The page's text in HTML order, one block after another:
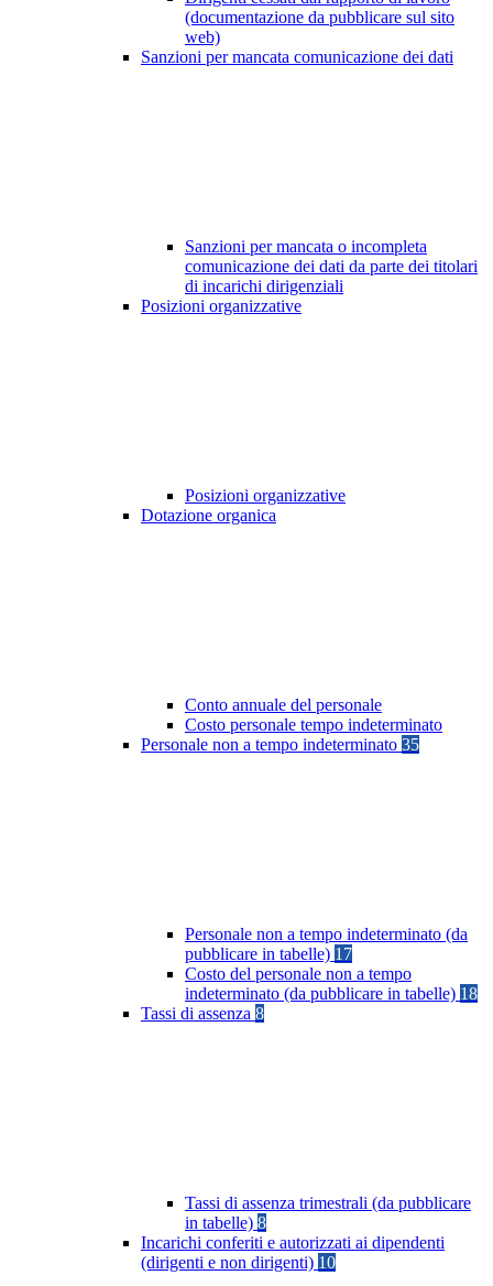
(documentazione da pubblicare sul sito
web)
Sanzioni per mancata comunicazione dei dati
Sanzioni per mancata o incompleta
comunicazione dei dati da parte dei titolari
di incarichi dirigenziali
Posizioni organizzative
Posizioni organizzative
Dotazione organica
Conto annuale del personale
Costo personale tempo indeterminato
Personale non a tempo indeterminato 35
Personale non a tempo indeterminato (da
pubblicare in tabelle) 17
Costo del personale non a tempo
indeterminato (da pubblicare in tabelle) 18
Tassi di assenza 8
Tassi di assenza trimestrali (da pubblicare
in tabelle) 8
Incarichi conferiti e autorizzati ai dipendenti
(dirigenti e non dirigenti) 10